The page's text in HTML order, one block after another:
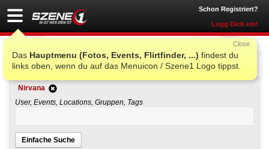
Schon Registriert?
Logg Dich ein!
Das Hauptmenu (Fotos, Events, Flirtfinder, ...) findest du
links oben, wenn du auf das Menuicon / Szene1 Logo tippst.
Close
Einfache Suche
Nirvana
User, Events, Locations, Gruppen, Tags
Einfache Suche